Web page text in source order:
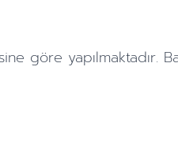
göre yapılmaktadır.